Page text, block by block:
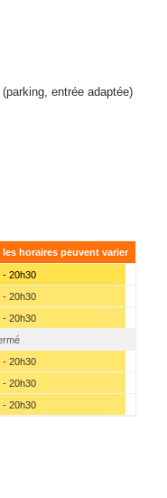
(parking, entrée adaptée)
horaires peuvent varier
- 20h30
- 20h30
- 20h30
- 20h30
- 20h30
- 20h30